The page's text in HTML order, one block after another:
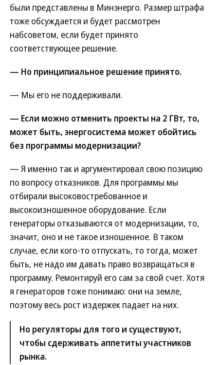
были представлены в Минэнерго. Размер штрафа
тоже обсуждается и будет рассмотрен
набсоветом, если будет принято
соответствующее решение.
— Но принципиальное решение принято.
— Мы его не поддерживали.
— Если можно отменить проекты на 2 ГВт, то,
может быть, энергосистема может обойтись
без программы модернизации?
— Я именно так и аргументировал свою позицию
по вопросу отказников. Для программы мы
отбирали высоковостребованное и
высокоизношенное оборудование. Если
генераторы отказываются от модернизации, то,
значит, оно и не такое изношенное. В таком
случае, если кого-то отпускать, то тогда, может
быть, не надо им давать право возвращаться в
программу. Ремонтируй его сам за свой счет. Хотя
я генераторов тоже понимаю: они на земле,
поэтому весь рост издержек падает на них.
Но регуляторы для того и существуют,
чтобы сдерживать аппетиты участников
рынка.